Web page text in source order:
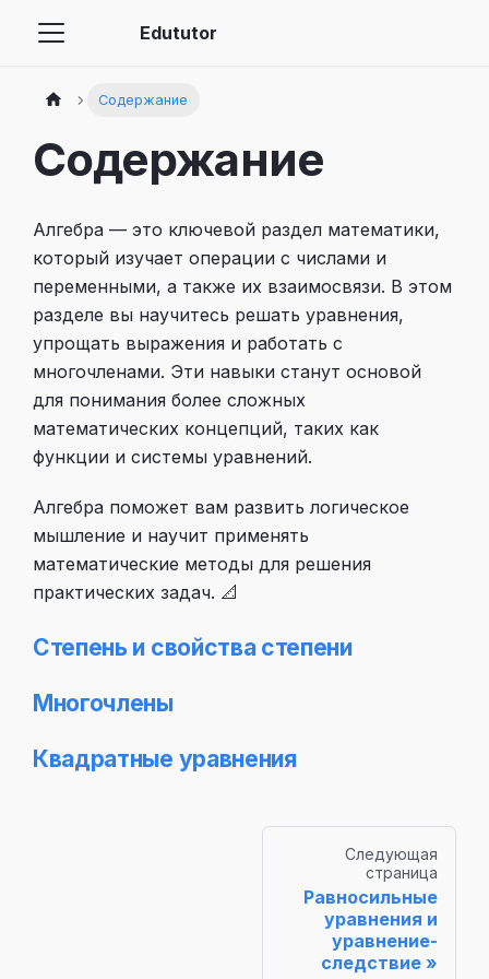
Edututor
Содержание
Содержание
Алгебра — это ключевой раздел математики,
который изучает операции с числами и
переменными, а также их взаимосвязи. В этом
разделе вы научитесь решать уравнения,
упрощать выражения и работать с
многочленами. Эти навыки станут основой
для понимания более сложных
математических концепций, таких как
функции и системы уравнений.
Алгебра поможет вам развить логическое
мышление и научит применять
математические методы для решения
практических задач. 📐
Степень и свойства степени
Многочлены
Квадратные уравнения
Следующая
страница
Равносильные
уравнения и
уравнение-
следствие